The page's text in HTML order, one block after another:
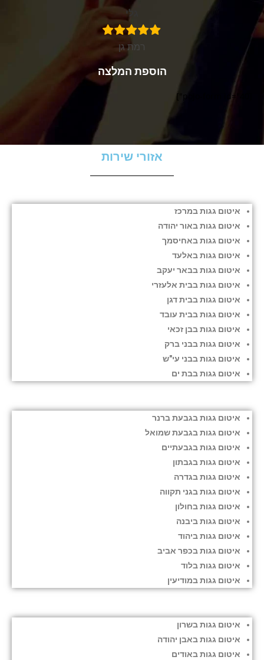
גלי
רמת גן
הוספת המלצה
אזורי שירות
איטום גגות במרכז
איטום גגות באור יהודה
איטום גגות באחיסמך
איטום גגות באלעד
איטום גגות בבאר יעקב
איטום גגות בבית אלעזרי
איטום גגות בבית דגן
איטום גגות בבית עובד
איטום גגות בבן זכאי
איטום גגות בבני ברק
איטום גגות בבני עי"ש
איטום גגות בבת ים
איטום גגות בגבעת ברנר
איטום גגות בגבעת שמואל
איטום גגות בגבעתיים
איטום גגות בגבתון
איטום גגות בגדרה
איטום גגות בגני תקווה
איטום גגות בחולון
איטום גגות ביבנה
איטום גגות ביהוד
איטום גגות בכפר אביב
איטום גגות בלוד
איטום גגות במודיעין
איטום גגות בשרון
איטום גגות באבן יהודה
איטום גגות באודים